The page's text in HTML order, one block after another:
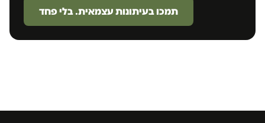
תמכו בעיתונות עצמאית. בלי פחד